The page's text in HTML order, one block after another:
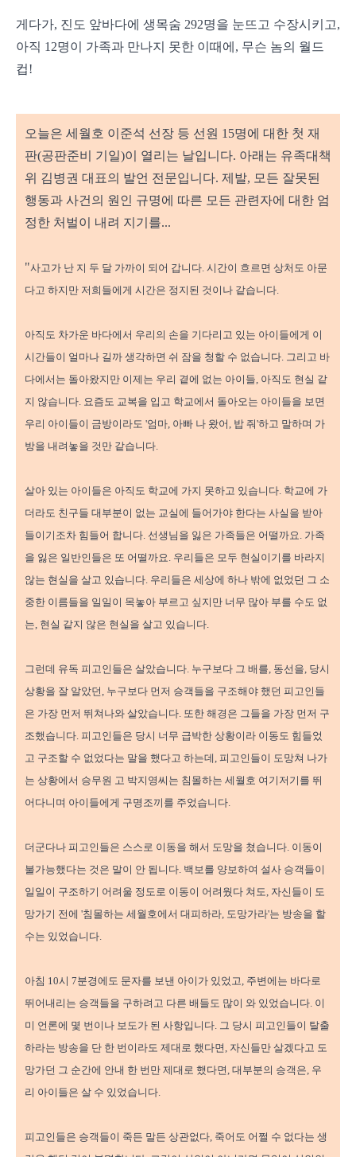
게다가, 진도 앞바다에 생목숨 292명을 눈뜨고 수장시키고,
아직 12명이 가족과 만나지 못한 이때에, 무슨 놈의 월드
컵!
오늘은 세월호 이준석 선장 등 선원 15명에 대한 첫 재
판(공판준비 기일)이 열리는 날입니다. 아래는 유족대책
위 김병권 대표의 발언 전문입니다. 제발, 모든 잘못된
행동과 사건의 원인 규명에 따른 모든 관련자에 대한 엄
정한 처벌이 내려 지기를...
"사고가 난 지 두 달 가까이 되어 갑니다. 시간이 흐르면 상처도 아문
다고 하지만 저희들에게 시간은 정지된 것이나 같습니다.
아직도 차가운 바다에서 우리의 손을 기다리고 있는 아이들에게 이
시간들이 얼마나 길까 생각하면 쉬 잠을 청할 수 없습니다. 그리고 바
다에서는 돌아왔지만 이제는 우리 곁에 없는 아이들, 아직도 현실 같
지 않습니다. 요즘도 교복을 입고 학교에서 돌아오는 아이들을 보면
우리 아이들이 금방이라도 '엄마, 아빠 나 왔어, 밥 줘'하고 말하며 가
방을 내려놓을 것만 같습니다.
살아 있는 아이들은 아직도 학교에 가지 못하고 있습니다. 학교에 가
더라도 친구들 대부분이 없는 교실에 들어가야 한다는 사실을 받아
들이기조차 힘들어 합니다. 선생님을 잃은 가족들은 어떨까요. 가족
을 잃은 일반인들은 또 어떨까요. 우리들은 모두 현실이기를 바라지
않는 현실을 살고 있습니다. 우리들은 세상에 하나 밖에 없었던 그 소
중한 이름들을 일일이 목놓아 부르고 싶지만 너무 많아 부를 수도 없
는, 현실 같지 않은 현실을 살고 있습니다.
그런데 유독 피고인들은 살았습니다. 누구보다 그 배를, 동선을, 당시
상황을 잘 알았던, 누구보다 먼저 승객들을 구조해야 했던 피고인들
은 가장 먼저 뛰쳐나와 살았습니다. 또한 해경은 그들을 가장 먼저 구
조했습니다. 피고인들은 당시 너무 급박한 상황이라 이동도 힘들었
고 구조할 수 없었다는 말을 했다고 하는데, 피고인들이 도망쳐 나가
는 상황에서 승무원 고 박지영씨는 침몰하는 세월호 여기저기를 뛰
어다니며 아이들에게 구명조끼를 주었습니다.
더군다나 피고인들은 스스로 이동을 해서 도망을 쳤습니다. 이동이
불가능했다는 것은 말이 안 됩니다. 백보를 양보하여 설사 승객들이
일일이 구조하기 어려울 정도로 이동이 어려웠다 쳐도, 자신들이 도
망가기 전에 '침몰하는 세월호에서 대피하라, 도망가라'는 방송을 할
수는 있었습니다.
아침 10시 7분경에도 문자를 보낸 아이가 있었고, 주변에는 바다로
뛰어내리는 승객들을 구하려고 다른 배들도 많이 와 있었습니다. 이
미 언론에 몇 번이나 보도가 된 사항입니다. 그 당시 피고인들이 탈출
하라는 방송을 단 한 번이라도 제대로 했다면, 자신들만 살겠다고 도
망가던 그 순간에 안내 한 번만 제대로 했다면, 대부분의 승객은, 우
리 아이들은 살 수 있었습니다.
피고인들은 승객들이 죽든 말든 상관없다, 죽어도 어쩔 수 없다는 생